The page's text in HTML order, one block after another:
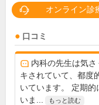
オンライン診
口コミ
内科の先生は気
キされていて、都度
いています。 定期
いま...
もっと読む